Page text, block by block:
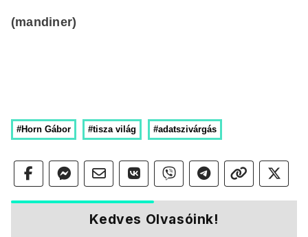
(mandiner)
#Horn Gábor #tisza világ #adatszivárgás
Kedves Olvasóink!